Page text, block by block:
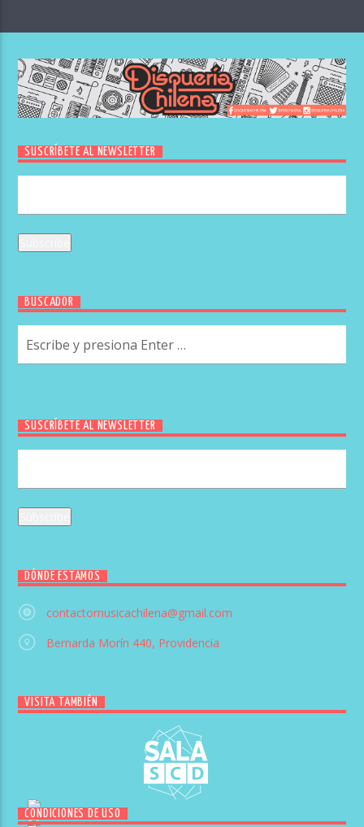
SUSCRÍBETE AL NEWSLETTER
BUSCADOR
SUSCRÍBETE AL NEWSLETTER
DÓNDE ESTAMOS
contactomusicachilena@gmail.com
Bernarda Morín 440, Providencia
VISITA TAMBIÉN
CONDICIONES DE USO